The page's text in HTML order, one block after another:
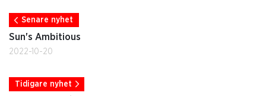
Senare nyhet
Sun's Ambitious
2022-10-20
Tidigare nyhet